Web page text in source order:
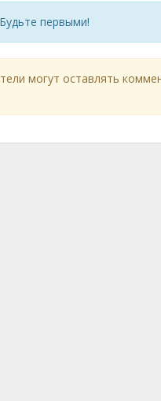
первыми!
могут оставлять